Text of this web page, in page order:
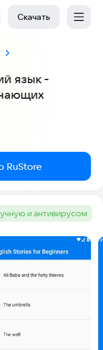
Скачать
язык -
RuStore
и антивирусом